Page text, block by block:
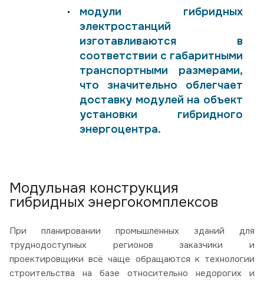
модули гибридных
электростанций
изготавливаются в
соответствии с габаритными
транспортными размерами,
что значительно облегчает
доставку модулей на объект
установки гибридного
энергоцентра.
Модульная конструкция
гибридных энергокомплексов
При планировании промышленных зданий для
труднодоступных регионов заказчики и
проектировщики всё чаще обращаются к технологии
строительства на базе относительно недорогих и